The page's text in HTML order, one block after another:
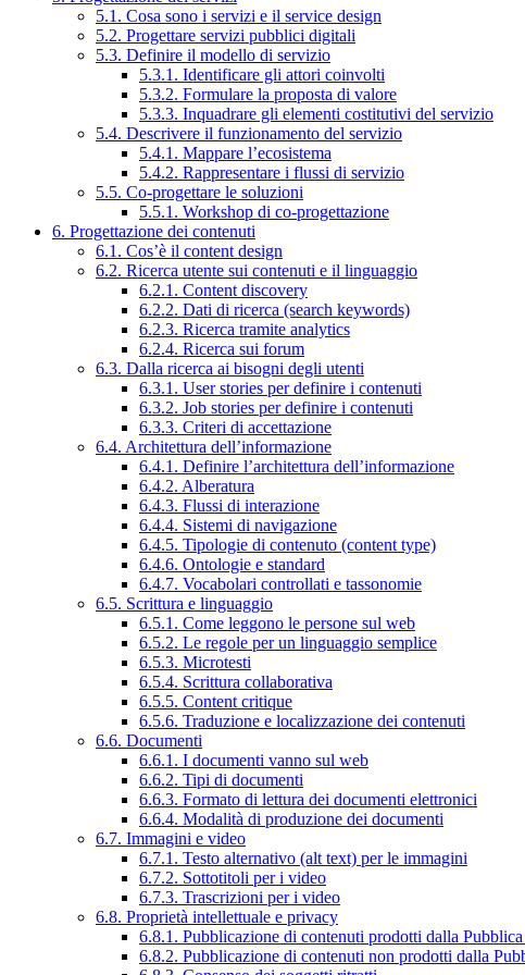
5.1. Cosa sono i servizi e il service design
5.2. Progettare servizi pubblici digitali
5.3. Definire il modello di servizio
5.3.1. Identificare gli attori coinvolti
5.3.2. Formulare la proposta di valore
5.3.3. Inquadrare gli elementi costitutivi del servizio
5.4. Descrivere il funzionamento del servizio
5.4.1. Mappare l’ecosistema
5.4.2. Rappresentare i flussi di servizio
5.5. Co-progettare le soluzioni
5.5.1. Workshop di co-progettazione
6. Progettazione dei contenuti
6.1. Cos’è il content design
6.2. Ricerca utente sui contenuti e il linguaggio
6.2.1. Content discovery
6.2.2. Dati di ricerca (search keywords)
6.2.3. Ricerca tramite analytics
6.2.4. Ricerca sui forum
6.3. Dalla ricerca ai bisogni degli utenti
6.3.1. User stories per definire i contenuti
6.3.2. Job stories per definire i contenuti
6.3.3. Criteri di accettazione
6.4. Architettura dell’informazione
6.4.1. Definire l’architettura dell’informazione
6.4.2. Alberatura
6.4.3. Flussi di interazione
6.4.4. Sistemi di navigazione
6.4.5. Tipologie di contenuto (content type)
6.4.6. Ontologie e standard
6.4.7. Vocabolari controllati e tassonomie
6.5. Scrittura e linguaggio
6.5.1. Come leggono le persone sul web
6.5.2. Le regole per un linguaggio semplice
6.5.3. Microtesti
6.5.4. Scrittura collaborativa
6.5.5. Content critique
6.5.6. Traduzione e localizzazione dei contenuti
6.6. Documenti
6.6.1. I documenti vanno sul web
6.6.2. Tipi di documenti
6.6.3. Formato di lettura dei documenti elettronici
6.6.4. Modalità di produzione dei documenti
6.7. Immagini e video
6.7.1. Testo alternativo (alt text) per le immagini
6.7.2. Sottotitoli per i video
6.7.3. Trascrizioni per i video
6.8. Proprietà intellettuale e privacy
6.8.1. Pubblicazione di contenuti prodotti dalla
6.8.2. Pubblicazione di contenuti non prodotti dalla